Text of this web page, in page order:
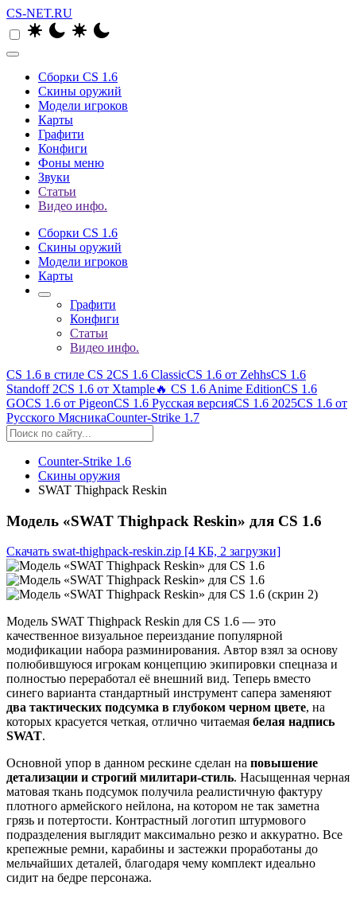
CS-NET.RU
Сборки CS 1.6
Скины оружий
Модели игроков
Карты
Графити
Конфиги
Фоны меню
Звуки
Статьи
Видео инфо.
Сборки CS 1.6
Скины оружий
Модели игроков
Карты
Графити
Конфиги
Статьи
Видео инфо.
CS 1.6 в стиле CS 2CS 1.6 ClassicCS 1.6 от ZehhsCS 1.6
Standoff 2CS 1.6 от Xtample🔥 CS 1.6 Anime EditionCS 1.6
GOCS 1.6 от PigeonCS 1.6 Русская версияCS 1.6 2025CS 1.6 от
Русского МясникаCounter-Strike 1.7
Counter-Strike 1.6
Скины оружия
SWAT Thighpack Reskin
Модель «SWAT Thighpack Reskin» для CS 1.6
Скачать swat-thighpack-reskin.zip [4 КБ, 2 загрузки]
Модель SWAT Thighpack Reskin для CS 1.6 — это
качественное визуальное переиздание популярной
модификации набора разминирования. Автор взял за основу
полюбившуюся игрокам концепцию экипировки спецназа и
полностью переработал её внешний вид. Теперь вместо
синего варианта стандартный инструмент сапера заменяют
два тактических подсумка в глубоком черном цвете, на
которых красуется четкая, отлично читаемая белая надпись
SWAT.
Основной упор в данном рескине сделан на повышение
детализации и строгий милитари-стиль. Насыщенная черная
матовая ткань подсумок получила реалистичную фактуру
плотного армейского нейлона, на котором не так заметна
грязь и потертости. Контрастный логотип штурмового
подразделения выглядит максимально резко и аккуратно. Все
крепежные ремни, карабины и застежки проработаны до
мельчайших деталей, благодаря чему комплект идеально
сидит на бедре персонажа.